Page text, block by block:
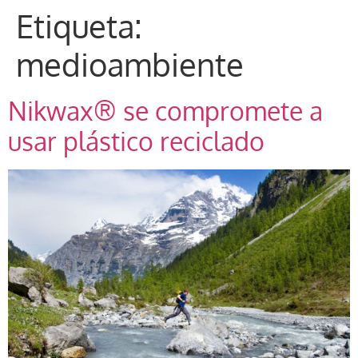
Etiqueta:
medioambiente
Nikwax® se compromete a
usar plástico reciclado